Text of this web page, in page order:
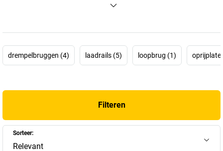
ervoor dat u zonder problemen, uw gereedschap kunt vervoeren over
drempelbruggen (4) laadrails (5) loopbrug (1)
Filteren
Sorteer:
Relevant